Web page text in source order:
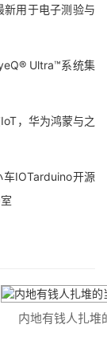
用于电子测验与
Ultra™系统集
，华为鸿蒙与之
IOTarduino开源
内地有钱人扎堆